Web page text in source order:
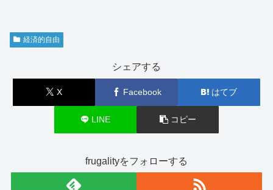
経済的自由
シェアする
X Facebook はてブ
LINE コピー
frugalityをフォローする